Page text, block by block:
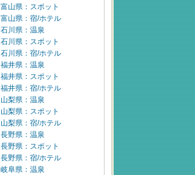
富山県：スポット
富山県：宿/ホテル
石川県：温泉
石川県：スポット
石川県：宿/ホテル
福井県：温泉
福井県：スポット
福井県：宿/ホテル
山梨県：温泉
山梨県：スポット
山梨県：宿/ホテル
長野県：温泉
長野県：スポット
長野県：宿/ホテル
岐阜県：温泉